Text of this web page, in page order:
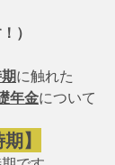
）
に触れた
年金について
】